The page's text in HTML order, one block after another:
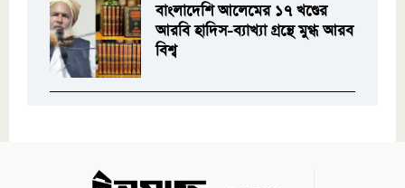
বাংলাদেশি আলেমের ১৭ খণ্ডের
আরবি হাদিস-ব্যাখ্যা গ্রন্থে মুগ্ধ আরব
বিশ্ব